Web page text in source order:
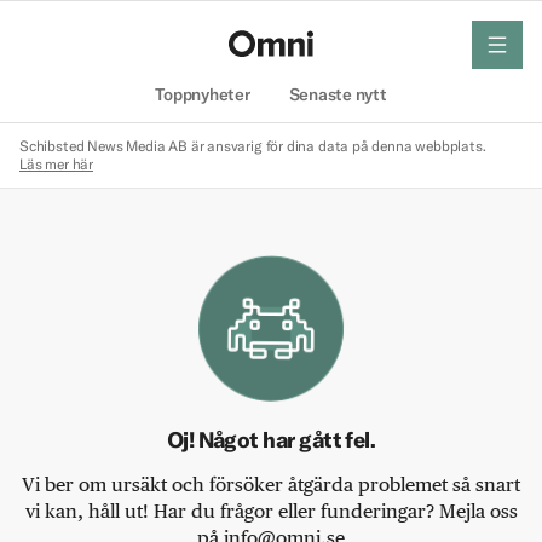
Toppnyheter Senaste nytt
meny
Schibsted News Media AB är ansvarig för dina data på denna webbplats.
Läs mer här
Oj! Något har gått fel.
Vi ber om ursäkt och försöker åtgärda problemet så snart
vi kan, håll ut! Har du frågor eller funderingar? Mejla oss